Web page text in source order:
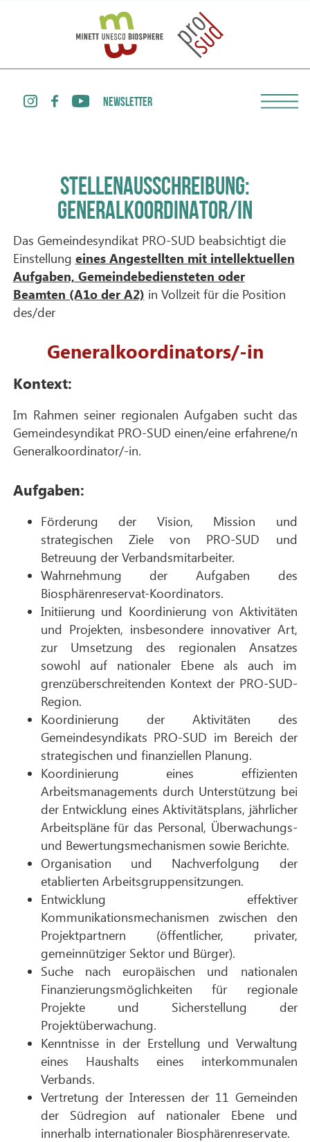
NEWSLETTER
STELLENAUSSCHREIBUNG:
GENERALKOORDINATOR/IN
Das Gemeindesyndikat PRO-SUD beabsichtigt die
Einstellung eines Angestellten mit intellektuellen
Aufgaben, Gemeindebediensteten oder
Beamten (A1o der A2) in Vollzeit für die Position
des/der
Generalkoordinators/-in
Kontext:
Im Rahmen seiner regionalen Aufgaben sucht das
Gemeindesyndikat PRO-SUD einen/eine erfahrene/n
Generalkoordinator/-in.
Aufgaben:
Förderung der Vision, Mission und
strategischen Ziele von PRO-SUD und
Betreuung der Verbandsmitarbeiter.
Wahrnehmung der Aufgaben des
Biosphärenreservat-Koordinators.
Initiierung und Koordinierung von Aktivitäten
und Projekten, insbesondere innovativer Art,
zur Umsetzung des regionalen Ansatzes
sowohl auf nationaler Ebene als auch im
grenzüberschreitenden Kontext der PRO-SUD-
Region.
Koordinierung der Aktivitäten des
Gemeindesyndikats PRO-SUD im Bereich der
strategischen und finanziellen Planung.
Koordinierung eines effizienten
Arbeitsmanagements durch Unterstützung bei
der Entwicklung eines Aktivitätsplans, jährlicher
Arbeitspläne für das Personal, Überwachungs-
und Bewertungsmechanismen sowie Berichte.
Organisation und Nachverfolgung der
etablierten Arbeitsgruppensitzungen.
Entwicklung effektiver
Kommunikationsmechanismen zwischen den
Projektpartnern (öffentlicher, privater,
gemeinnütziger Sektor und Bürger).
Suche nach europäischen und nationalen
Finanzierungsmöglichkeiten für regionale
Projekte und Sicherstellung der
Projektüberwachung.
Kenntnisse in der Erstellung und Verwaltung
eines Haushalts eines interkommunalen
Verbands.
Vertretung der Interessen der 11 Gemeinden
der Südregion auf nationaler Ebene und
innerhalb internationaler Biosphärenreservate.